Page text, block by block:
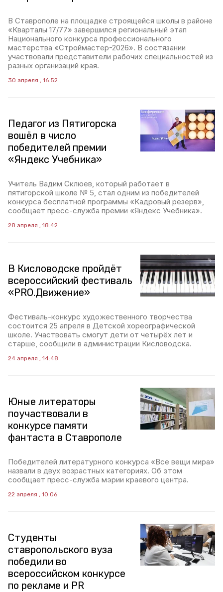
В Ставрополе на площадке строящейся школы в районе
«Кварталы 17/77» завершился региональный этап
Национального конкурса профессионального
мастерства «Строймастер-2026». В состязании
участвовали представители рабочих специальностей из
разных организаций края.
30 апреля , 16:52
Педагог из Пятигорска
вошёл в число
победителей премии
«Яндекс Учебника»
Учитель Вадим Склюев, который работает в
пятигорской школе № 5, стал одним из победителей
конкурса бесплатной программы «Кадровый резерв»,
сообщает пресс-служба премии «Яндекс Учебника».
28 апреля , 18:42
В Кисловодске пройдёт
всероссийский фестиваль
«PRO.Движение»
Фестиваль-конкурс художественного творчества
состоится 25 апреля в Детской хореографической
школе. Участвовать смогут дети от четырёх лет и
старше, сообщили в администрации Кисловодска.
24 апреля , 14:48
Юные литераторы
поучаствовали в
конкурсе памяти
фантаста в Ставрополе
Победителей литературного конкурса «Все вещи мира»
назвали в двух возрастных категориях. Об этом
сообщает пресс-служба мэрии краевого центра.
22 апреля , 10:06
Студенты
ставропольского вуза
победили во
всероссийском конкурсе
по рекламе и PR